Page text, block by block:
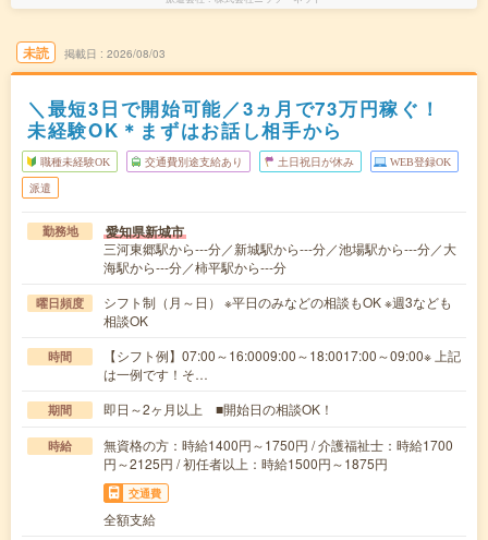
未読 掲載日 2026/08/03
＼最短3日で開始可能／3ヵ月で73万円稼ぐ！
未経験OK＊まずはお話し相手から
職種未経験OK 交通費別途支給あり 土日祝日が休み WEB登録OK
派遣
勤務地 愛知県新城市
三河東郷駅から---分／新城駅から---分／池場駅から---分／大
海駅から---分／柿平駅から---分
曜日頻度
シフト制（月～日） ※平日のみなどの相談もOK ※週3なども
相談OK
時間
【シフト例】07:00～16:0009:00～18:0017:00～09:00※ 上記
は一例です！そ…
期間 即日～2ヶ月以上 ■開始日の相談OK！
時給
無資格の方：時給1400円～1750円 / 介護福祉士：時給1700
円～2125円 / 初任者以上：時給1500円～1875円
交通費
全額支給